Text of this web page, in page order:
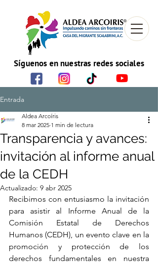
Síguenos en nuestras redes sociales
Entrada
Transparencia y avances:
invitación al informe anual
de la CEDH
Aldea Arcoíris
8 mar 2025 1 min de lectura
Actualizado: 9 abr 2025
Recibimos con entusiasmo la invitación
para asistir al Informe Anual de la
Comisión Estatal de Derechos
Humanos (CEDH), un evento clave en la
promoción y protección de los
derechos fundamentales en nuestra